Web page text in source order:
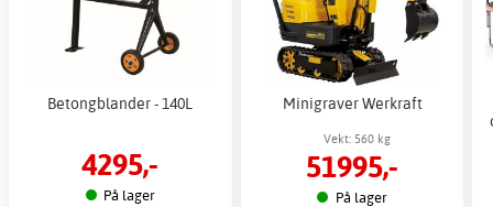
Betongblander - 140L
4295,-
På lager
Minigraver Werkraft
Vekt: 560 kg
51995,-
På lager